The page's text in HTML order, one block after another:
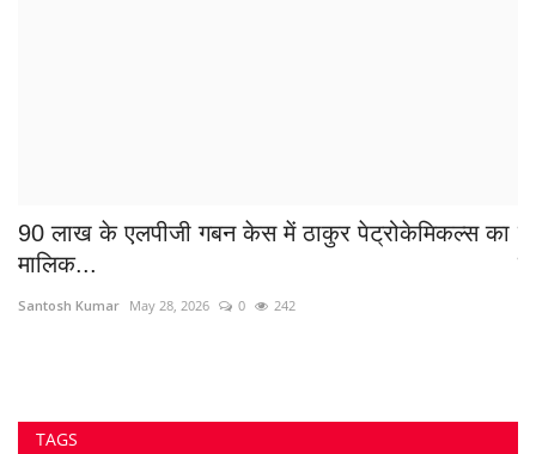
90 लाख के एलपीजी गबन केस में ठाकुर पेट्रोकेमिकल्स का
मालिक...
Santosh Kumar May 28, 2026 0 242
TAGS